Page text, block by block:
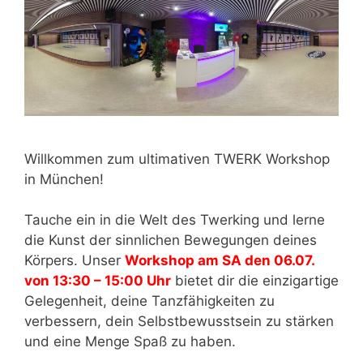
Willkommen zum ultimativen TWERK Workshop
in München!
Tauche ein in die Welt des Twerking und lerne
die Kunst der sinnlichen Bewegungen deines
Körpers. Unser Workshop am SA den 06.07.
von 13:30 – 15:00 Uhr bietet dir die einzigartige
Gelegenheit, deine Tanzfähigkeiten zu
verbessern, dein Selbstbewusstsein zu stärken
und eine Menge Spaß zu haben.